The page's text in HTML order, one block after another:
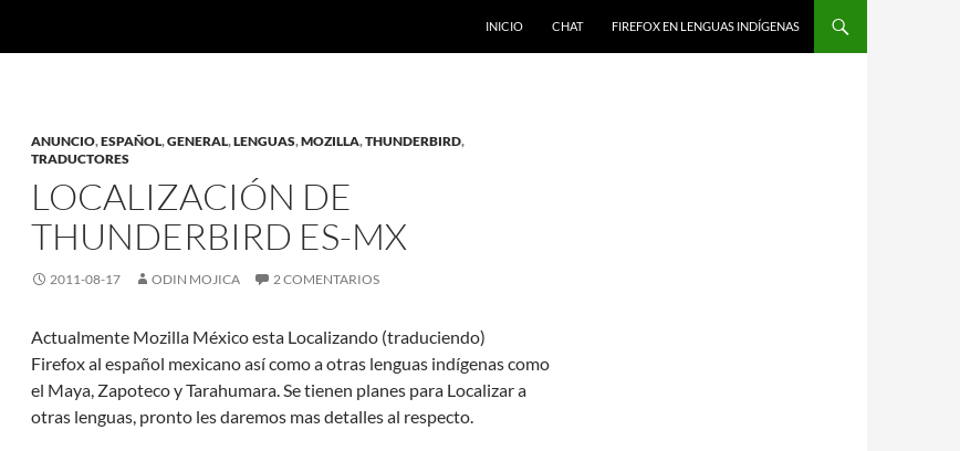
INICIO
CHAT FIREFOX EN LENGUAS INDÍGENAS
ANUNCIO,ESPAÑOL,GENERAL,LENGUAS,MOZILLA,THUNDERBIRD,
TRADUCTORES
LOCALIZACIÓN DE
THUNDERBIRD ES-MX
2011-08-17 ODIN MOJICA 2 COMENTARIOS
Actualmente Mozilla México esta Localizando (traduciendo)
Firefox al español mexicano así como a otras lenguas indígenas como
el Maya, Zapoteco y Tarahumara. Se tienen planes para Localizar a
otras lenguas, pronto les daremos mas detalles al respecto.